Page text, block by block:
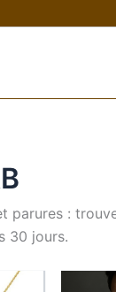
parures :
30 jours.